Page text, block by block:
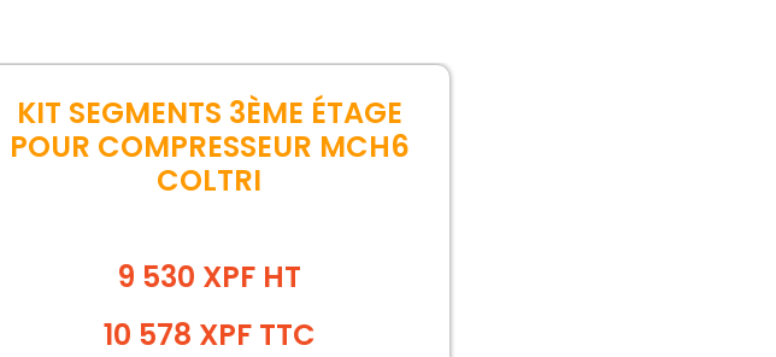
KIT SEGMENTS 3ÈME ÉTAGE
POUR COMPRESSEUR MCH6
COLTRI
9 530 XPF HT
10 578 XPFTTC